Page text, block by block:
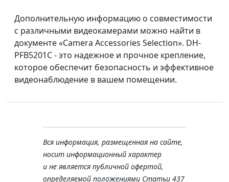
Дополнительную информацию о совместимости
с различными видеокамерами можно найти в
документе «Camera Accessories Selection». DH-
PFB5201C - это надежное и прочное крепление,
которое обеспечит безопасность и эффективное
видеонаблюдение в вашем помещении.
Вся информация, размещенная на сайте,
носит информационный характер
и не является публичной офертой,
определяемой положениями Статьи 437